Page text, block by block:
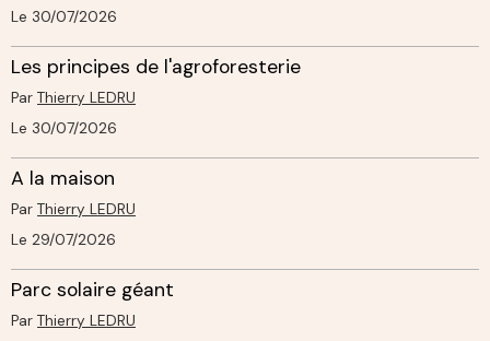
Le 30/07/2026
Les principes de l'agroforesterie
Par Thierry LEDRU
Le 30/07/2026
A la maison
Par Thierry LEDRU
Le 29/07/2026
Parc solaire géant
Par Thierry LEDRU